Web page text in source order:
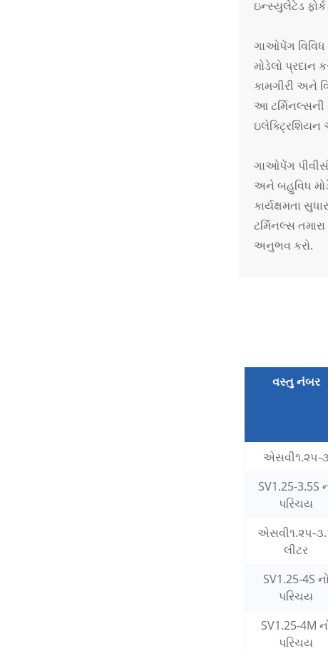
ઇન્સ્યુલેટેડ
ગાઓપેંગ વિવિધ
મોડેલો પ્રદાન
કામગીરી અને
આ
ઇલેક્ટ્રિશિયન
ગાઓપેંગ
અને બહુવિધ
કાર્યક્ષમતા
ટર્મિનલ્સ
અનુભવ કરો.
વસ્તુ નંબર
એસવી૧.૨૫-૩
SV1.25-3.5S
પરિચય
એસવી૧.૨૫-
લીટર
SV1.25-4S નો
પરિચય
SV1.25-4M
પરિચય